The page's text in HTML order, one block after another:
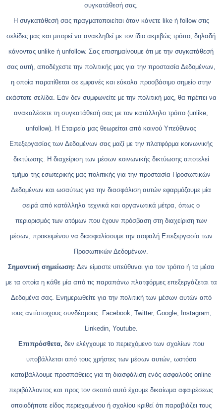
συγκατάθεσή σας.
Η συγκατάθεσή σας πραγματοποιείται όταν κάνετε like ή follow στις
σελίδες μας και μπορεί να ανακληθεί με τον ίδιο ακριβώς τρόπο, δηλαδή
κάνοντας unlike ή unfollow. Σας επισημαίνουμε ότι με την συγκατάθεσή
σας αυτή, αποδέχεστε την πολιτικής μας για την προστασία Δεδομένων,
η οποία παρατίθεται σε εμφανές και εύκολα προσβάσιμο σημείο στην
εκάστοτε σελίδα. Εάν δεν συμφωνείτε με την πολιτική μας, θα πρέπει να
ανακαλέσετε τη συγκατάθεσή σας με τον κατάλληλο τρόπο (unlike,
unfollow). Η Εταιρεία μας θεωρείται από κοινού Υπεύθυνος
Επεξεργασίας των Δεδομένων σας μαζί με την πλατφόρμα κοινωνικής
δικτύωσης. Η διαχείριση των μέσων κοινωνικής δικτύωσης αποτελεί
τμήμα της εσωτερικής μας πολιτικής για την προστασία Προσωπικών
Δεδομένων και ωσαύτως για την διασφάλιση αυτών εφαρμόζουμε μία
σειρά από κατάλληλα τεχνικά και οργανωτικά μέτρα, όπως ο
περιορισμός των ατόμων που έχουν πρόσβαση στη διαχείριση των
μέσων, προκειμένου να διασφαλίσουμε την ασφαλή Επεξεργασία των
Προσωπικών Δεδομένων.
Σημαντική σημείωση: Δεν είμαστε υπεύθυνοι για τον τρόπο ή τα μέσα
με τα οποία η κάθε μία από τις παραπάνω πλατφόρμες επεξεργάζεται τα
Δεδομένα σας. Ενημερωθείτε για την πολιτική των μέσων αυτών από
τους αντίστοιχους συνδέσμους: Facebook, Twitter, Google, Instagram,
Linkedin, Youtube.
Επιπρόσθετα, δεν ελέγχουμε το περιεχόμενο των σχολίων που
υποβάλλεται από τους χρήστες των μέσων αυτών, ωστόσο
καταβάλλουμε προσπάθειες για τη διασφάλιση ενός ασφαλούς online
περιβάλλοντος και προς τον σκοπό αυτό έχουμε δικαίωμα αφαιρέσεως
οποιοδήποτε είδος περιεχομένου ή σχολίου κριθεί ότι παραβιάζει τους